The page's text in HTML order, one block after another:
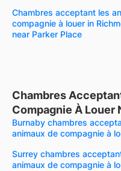
Chambres acceptant les
compagnie à louer in
near Parker Place
Chambres
Compagnie À Louer
Burnaby chambres
animaux de compagnie à
Surrey chambres
animaux de compagnie à